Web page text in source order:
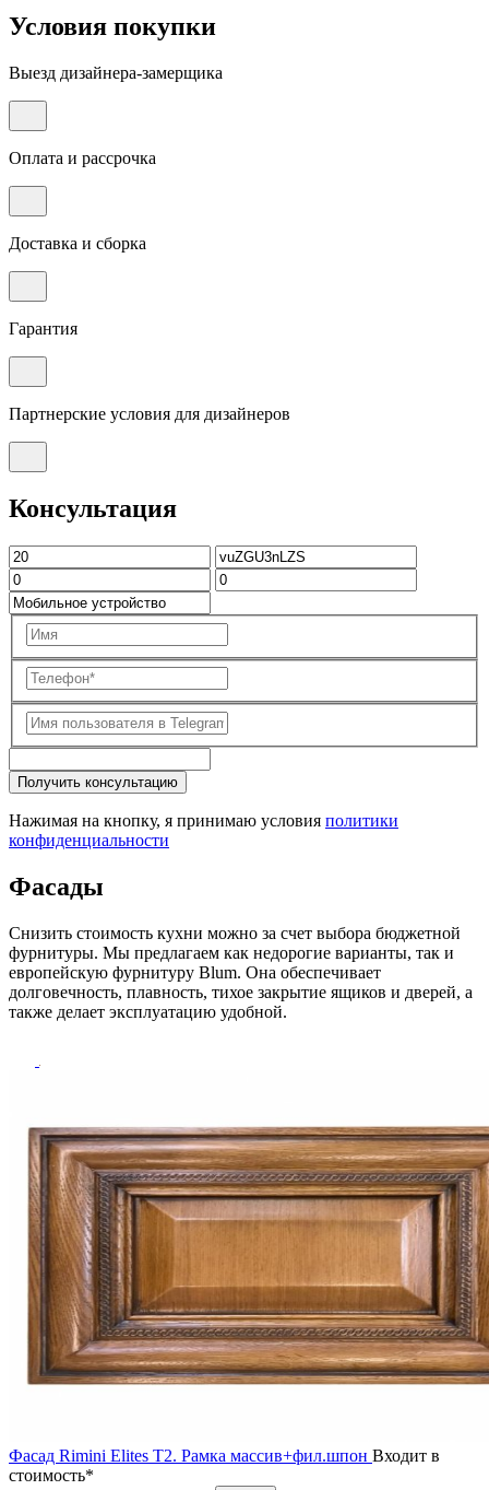
Условия покупки
Выезд дизайнера-замерщика
Оплата и рассрочка
Доставка и сборка
Гарантия
Партнерские условия для дизайнеров
Консультация
Получить консультацию
Нажимая на кнопку, я принимаю условия политики
конфиденциальности
Фасады
Снизить стоимость кухни можно за счет выбора бюджетной
фурнитуры. Мы предлагаем как недорогие варианты, так и
европейскую фурнитуру Blum. Она обеспечивает
долговечность, плавность, тихое закрытие ящиков и дверей, а
также делает эксплуатацию удобной.
Фасад Rimini Elites T2. Рамка массив+фил.шпон Входит в
стоимость*